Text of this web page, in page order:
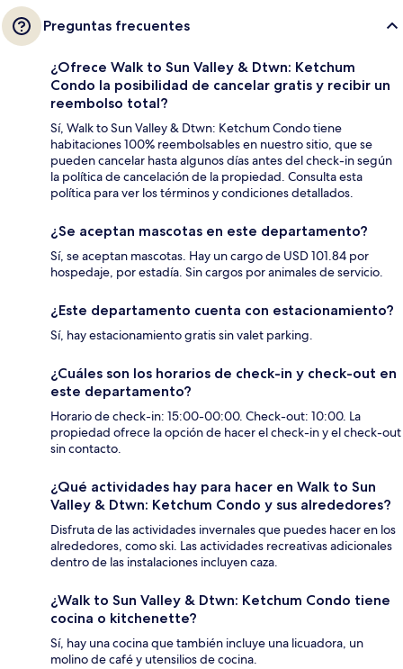
Preguntas frecuentes
¿Ofrece Walk to Sun Valley & Dtwn: Ketchum
Condo la posibilidad de cancelar gratis y recibir un
reembolso total?
Sí, Walk to Sun Valley & Dtwn: Ketchum Condo tiene
habitaciones 100% reembolsables en nuestro sitio, que se
pueden cancelar hasta algunos días antes del check-in según
la política de cancelación de la propiedad. Consulta esta
política para ver los términos y condiciones detallados.
¿Se aceptan mascotas en este departamento?
Sí, se aceptan mascotas. Hay un cargo de USD 101.84 por
hospedaje, por estadía. Sin cargos por animales de servicio.
¿Este departamento cuenta con estacionamiento?
Sí, hay estacionamiento gratis sin valet parking.
¿Cuáles son los horarios de check-in y check-out en
este departamento?
Horario de check-in: 15:00-00:00. Check-out: 10:00. La
propiedad ofrece la opción de hacer el check-in y el check-out
sin contacto.
¿Qué actividades hay para hacer en Walk to Sun
Valley & Dtwn: Ketchum Condo y sus alrededores?
Disfruta de las actividades invernales que puedes hacer en los
alrededores, como ski. Las actividades recreativas adicionales
dentro de las instalaciones incluyen caza.
¿Walk to Sun Valley & Dtwn: Ketchum Condo tiene
cocina o kitchenette?
Sí, hay una cocina que también incluye una licuadora, un
molino de café y utensilios de cocina.